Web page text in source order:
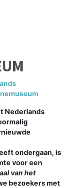
Nederlands
ondergaan, is
voor een
vanhet
bezoekers met